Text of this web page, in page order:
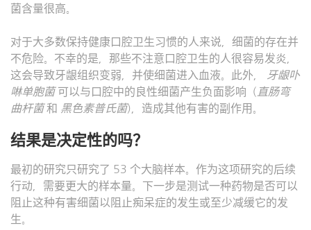
菌含量很高。
对于大多数保持健康口腔卫生习惯的人来说，细菌的存在并
不危险。不幸的是，那些不注意口腔卫生的人很容易发炎，
这会导致牙龈组织变弱，并使细菌进入血液。此外，
牙龈卟
啉单胞菌可以与口腔中的良性细菌产生负面影响（ 直肠弯
曲杆菌和 黑色素普氏菌)，造成其他有害的副作用。
结果是决定性的吗？
最初的研究只研究了 53 个大脑样本。作为这项研究的后续
行动，需要更大的样本量。下一步是测试一种药物是否可以
阻止这种有害细菌以阻止痴呆症的发生或至少减缓它的发
生。